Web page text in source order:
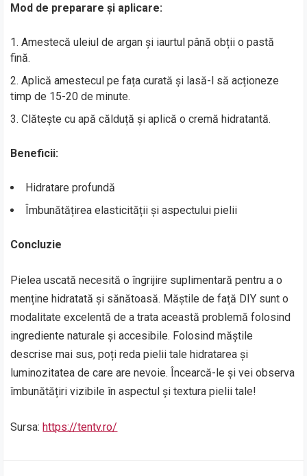
Mod de preparare și aplicare:
Amestecă uleiul de argan și iaurtul până obții o pastă
fină.
Aplică amestecul pe fața curată și lasă-l să acționeze
timp de 15-20 de minute.
Clătește cu apă călduță și aplică o cremă hidratantă.
Beneficii:
Hidratare profundă
Îmbunătățirea elasticității și aspectului pielii
Concluzie
Pielea uscată necesită o îngrijire suplimentară pentru a o
menține hidratată și sănătoasă. Măștile de față DIY sunt o
modalitate excelentă de a trata această problemă folosind
ingrediente naturale și accesibile. Folosind măștile
descrise mai sus, poți reda pielii tale hidratarea și
luminozitatea de care are nevoie. Încearcă-le și vei observa
îmbunătățiri vizibile în aspectul și textura pielii tale!
Sursa:https://tentv.ro/